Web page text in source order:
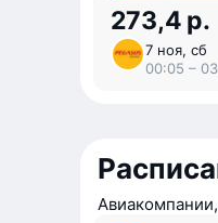
273,4 р.
7 ноя, сб
00:05 –